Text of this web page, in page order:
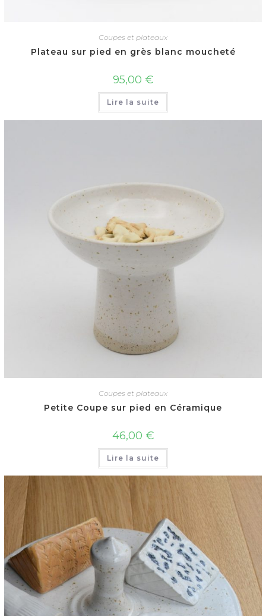
Coupes et plateaux
Plateau sur pied en grès blanc moucheté
95,00 €
Lire la suite
Coupes et plateaux
Petite Coupe sur pied en Céramique
46,00 €
Lire la suite